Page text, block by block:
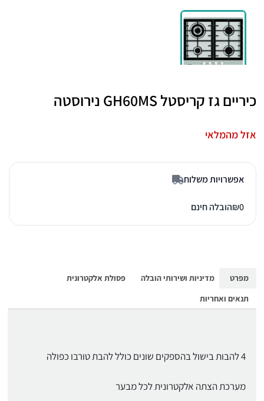
כיריים גז קריסטל GH60MS נירוסטה
אזל מהמלאי
אפשרויות משלוח
₪0 הובלה חינם
מפרט מדיניות ושירותי הובלה
פסולת אלקטרונית
תנאים ואחריות
4 להבות בישול בהספקים שונים כולל להבת טורבו כפולה
מערכת הצתה אלקטרונית לכל מבער